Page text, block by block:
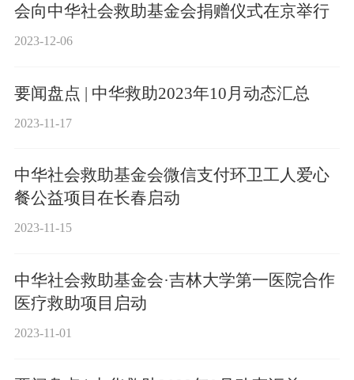
会向中华社会救助基金会捐赠仪式在京举行
2023-12-06
要闻盘点 | 中华救助2023年10月动态汇总
2023-11-17
中华社会救助基金会微信支付环卫工人爱心
餐公益项目在长春启动
2023-11-15
中华社会救助基金会·吉林大学第一医院合作
医疗救助项目启动
2023-11-01